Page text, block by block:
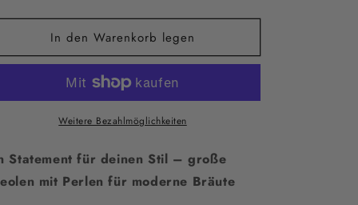
mutige
für
mutige
Bräute
In den Warenkorb legen
Weitere Bezahlmöglichkeiten
Statement für deinen Stil – große
mit Perlen für moderne Bräute